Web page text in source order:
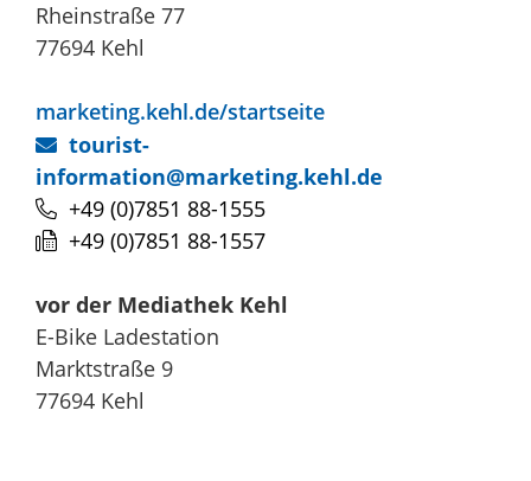
Rheinstraße 77
77694 Kehl
marketing.kehl.de/startseite
tourist-
information@marketing.kehl.de
+49 (0)7851 88-1555
+49 (0)7851 88-1557
vor der Mediathek Kehl
E-Bike Ladestation
Marktstraße 9
77694 Kehl